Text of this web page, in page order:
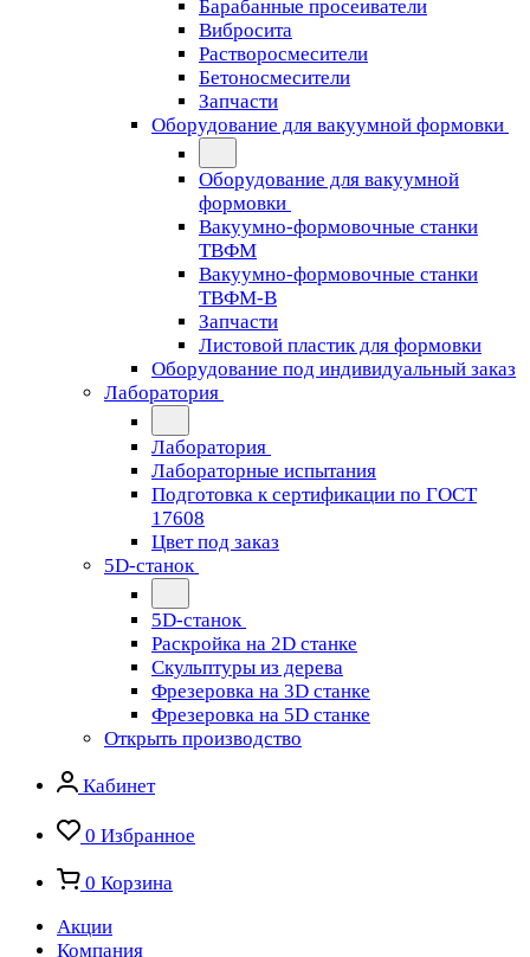
Барабанные просеиватели
Вибросита
Растворосмесители
Бетоносмесители
Запчасти
Оборудование для вакуумной формовки
Оборудование для вакуумной
формовки
Вакуумно-формовочные станки
ТВФМ
Вакуумно-формовочные станки
ТВФМ-В
Запчасти
Листовой пластик для формовки
Оборудование под индивидуальный заказ
Лаборатория
Лаборатория
Лабораторные испытания
Подготовка к сертификации по ГОСТ
17608
Цвет под заказ
5D-станок
5D-станок
Раскройка на 2D станке
Скульптуры из дерева
Фрезеровка на 3D станке
Фрезеровка на 5D станке
Открыть производство
Кабинет
0 Избранное
0 Корзина
Акции
Компания